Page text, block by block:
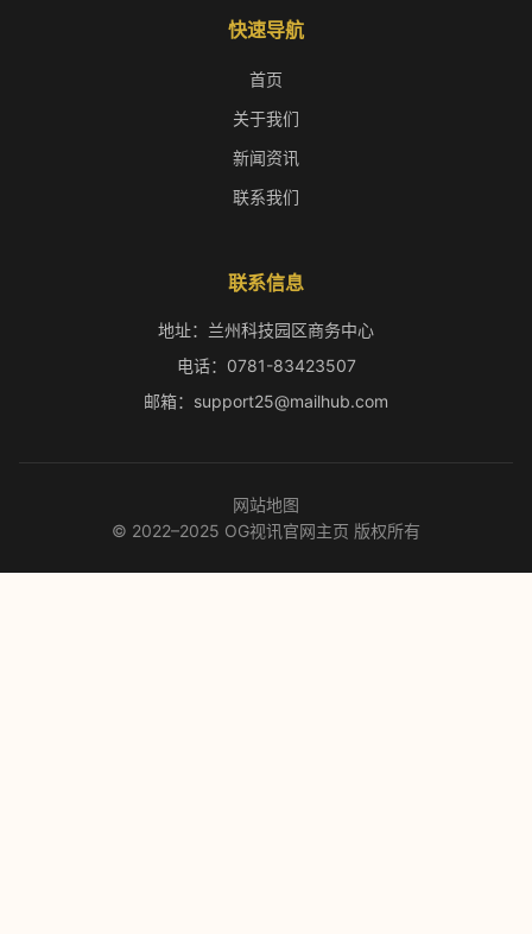
快速导航
首页
关于我们
新闻资讯
联系我们
联系信息
地址：兰州科技园区商务中心
电话：0781-83423507
邮箱：support25@mailhub.com
网站地图
© 2022–2025 OG视讯官网主页 版权所有